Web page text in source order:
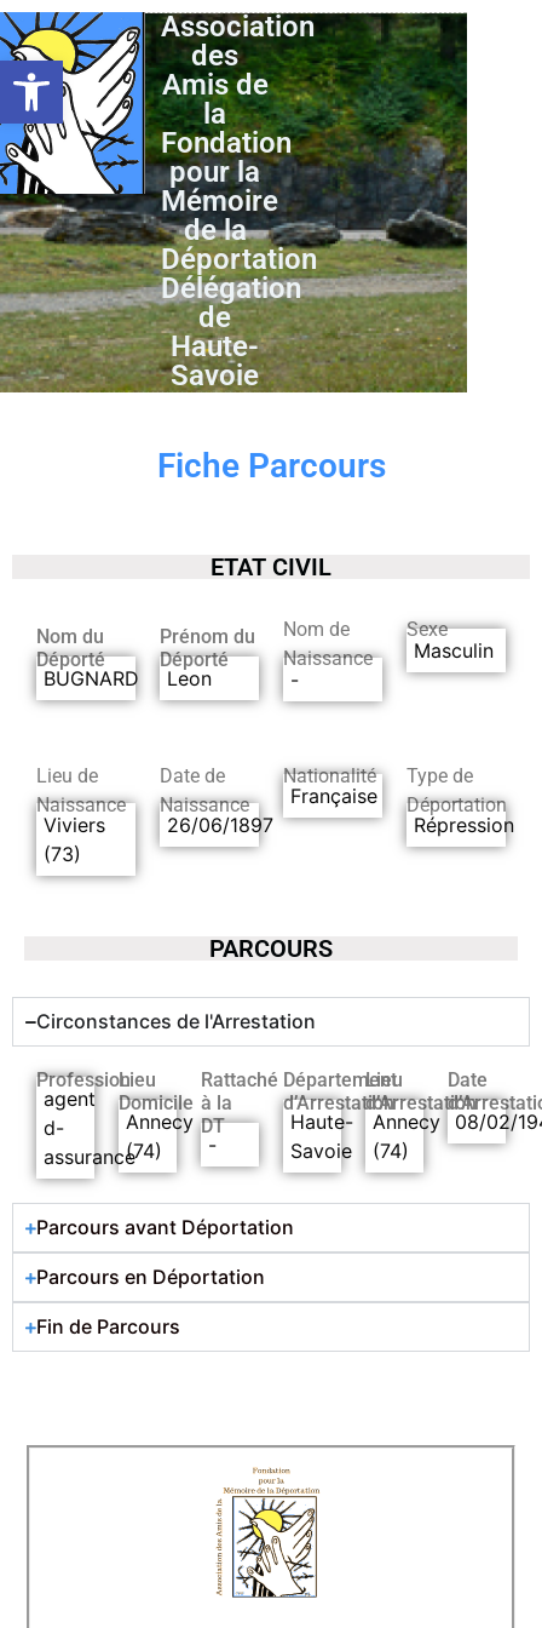
Ouvrir la barre d’outils
Association
des
Amis de
la
Fondation
pour la
Mémoire
de la
Déportation
Délégation
de
Haute-
Savoie
Fiche Parcours
ETAT CIVIL
Nom du
Déporté
BUGNARD
Prénom du
Déporté
Leon
Nom de
Naissance
-
Sexe
Masculin
Lieu de
Naissance
Viviers
(73)
Date de
Naissance
26/06/1897
Nationalité
Française
Type de
Déportation
Répression
PARCOURS
Circonstances de l'Arrestation
Profession
agent
d-
assurance
Lieu
Domicile
Annecy
(74)
Rattaché
à la
DT
-
Département
d’Arrestation
Haute-
Savoie
Lieu
d’Arrestation
Annecy
(74)
Date
08/02/
Parcours avant Déportation
Parcours en Déportation
Fin de Parcours